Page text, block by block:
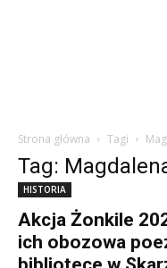
Strona główna Tagi
Tag:
HISTORIA
Akcja Żonkile
ich obozowa